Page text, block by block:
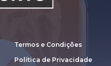
Termos e Condições
Política de Privacidade